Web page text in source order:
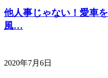
他人事じゃない！愛車
風…
2020年7月6日